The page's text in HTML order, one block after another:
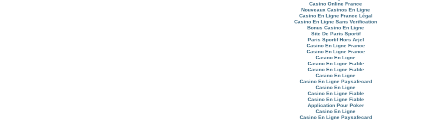
Casino Online France
Nouveaux Casinos En Ligne
Casino En Ligne France Légal
Casino En Ligne Sans Verification
Bonus Casino En Ligne
Site De Paris Sportif
Paris Sportif Hors Arjel
Casino En Ligne France
Casino En Ligne France
Casino En Ligne
Casino En Ligne Fiable
Casino En Ligne Fiable
Casino En Ligne
Casino En Ligne Paysafecard
Casino En Ligne
Casino En Ligne Fiable
Casino En Ligne Fiable
Application Pour Poker
Casino En Ligne
Casino En Ligne Paysafecard